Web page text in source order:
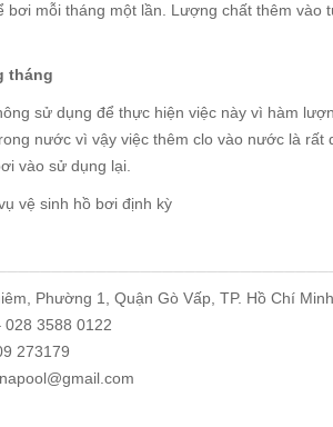
bơi mỗi tháng một lần. Lượng chất thêm
tháng
sử dụng để thực hiện việc này vì hàm
nước vì vậy việc thêm clo vào nước là
vào sử dụng lại.
vệ sinh hồ bơi định kỳ
Phường 1, Quận Gò Vấp, TP. Hồ Chí Minh.
3588 0122
273179